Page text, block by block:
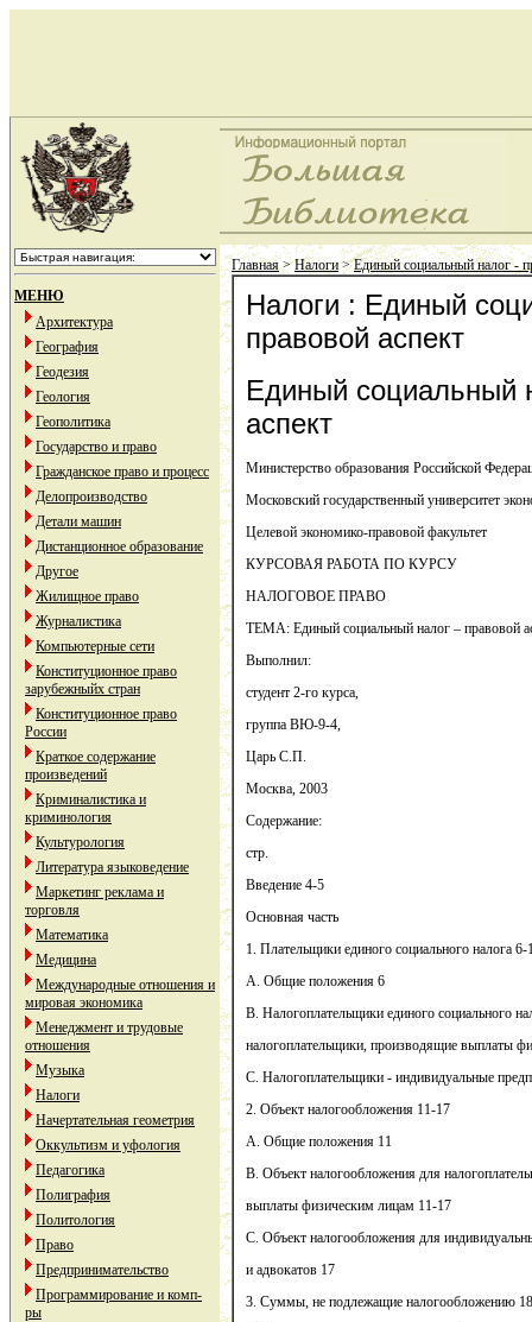
МЕНЮ
Архитектура
География
Геодезия
Геология
Геополитика
Государство и право
Гражданское право и процесс
Делопроизводство
Детали машин
Дистанционное образование
Другое
Жилищное право
Журналистика
Компьютерные сети
Конституционное право
зарубежныйх стран
Конституционное право
России
Краткое содержание
произведений
Криминалистика и
криминология
Культурология
Литература языковедение
Маркетинг реклама и
торговля
Математика
Медицина
Международные отношения и
мировая экономика
Менеджмент и трудовые
отношения
Музыка
Налоги
Начертательная геометрия
Оккультизм и уфология
Педагогика
Полиграфия
Политология
Право
Предпринимательство
Программирование и комп-
ры
Главная>Налоги>Единый социальный налог -
Налоги : Единый
правовой аспект
Единый социальный
аспект
Министерство образования Российской
Московский государственный университет
Целевой экономико-правовой факультет
КУРСОВАЯ РАБОТА ПО КУРСУ
НАЛОГОВОЕ ПРАВО
ТЕМА: Единый социальный налог – правовой
Выполнил:
студент 2-го курса,
группа ВЮ-9-4,
Царь С.П.
Москва, 2003
Содержание:
стр.
Введение 4-5
Основная часть
1. Плательщики единого социального налога 6-
А. Общие положения 6
В. Налогоплательщики единого социального
налогоплательщики, производящие выплаты
С. Налогоплательщики - индивидуальные
2. Объект налогообложения 11-17
А. Общие положения 11
В. Объект налогообложения для
выплаты физическим лицам 11-17
С. Объект налогообложения для
и адвокатов 17
3. Суммы, не подлежащие налогообложению